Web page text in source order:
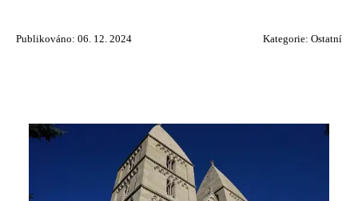
Publikováno: 06. 12. 2024 Kategorie: Ostatní